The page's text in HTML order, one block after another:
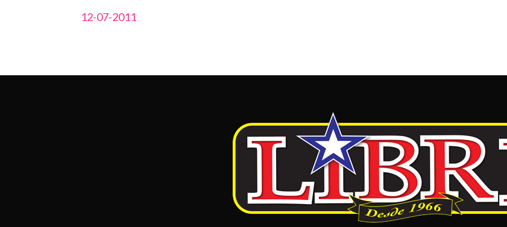
12-07-2011